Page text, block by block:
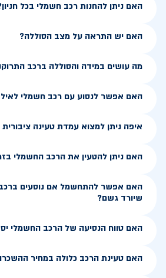
האם ניתן להחנות רכב חשמלי בכל
האם יש התראה על מצב הסוללה?
מה עושים במידה והסוללה ברכב
האם אפשר לנסוע עם רכב חשמלי
איפה ניתן למצוא עמדת טעינה
האם ניתן להטעין את הרכב החשמלי
האם אפשר להתחשמל אם נוסעים
שיורד גשם?
האם טווח הנסיעה של הרכב החשמלי
האם טעינת הרכב כלולה במחיר